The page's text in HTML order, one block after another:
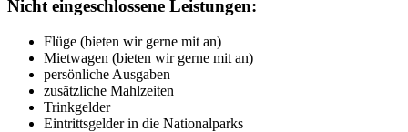
Nicht eingeschlossene Leistungen:
Flüge (bieten wir gerne mit an)
Mietwagen (bieten wir gerne mit an)
persönliche Ausgaben
zusätzliche Mahlzeiten
Trinkgelder
Eintrittsgelder in die Nationalparks